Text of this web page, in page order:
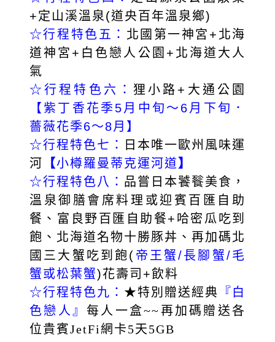
+定山溪溫泉(道央百年溫泉鄉)
☆行程特色五： 北國第一神宮+北海
道神宮+白色戀人公園+北海道大人
氣
☆行程特色六： 狸小路+大通公園
【紫丁香花季5月中旬～6月下旬．
薔薇花季6～8月】
☆行程特色七：
日本唯一歐州風味運
河
【小樽羅曼蒂克運河道 】
☆行程特色八： 品嘗日本饕餮美食，
溫泉御膳會席料理或迎賓百匯自助
餐、富良野百匯自助餐+哈密瓜吃到
飽、北海道名物十勝豚丼、再加碼北
國三大蟹吃到飽( 帝王蟹/長腳蟹/毛
蟹或松葉蟹)花壽司+飲料
☆行程特色九： ★特別贈送經典 『白
色戀人』每人一盒~~再加碼贈送各
位貴賓JetFi網卡5天5GB